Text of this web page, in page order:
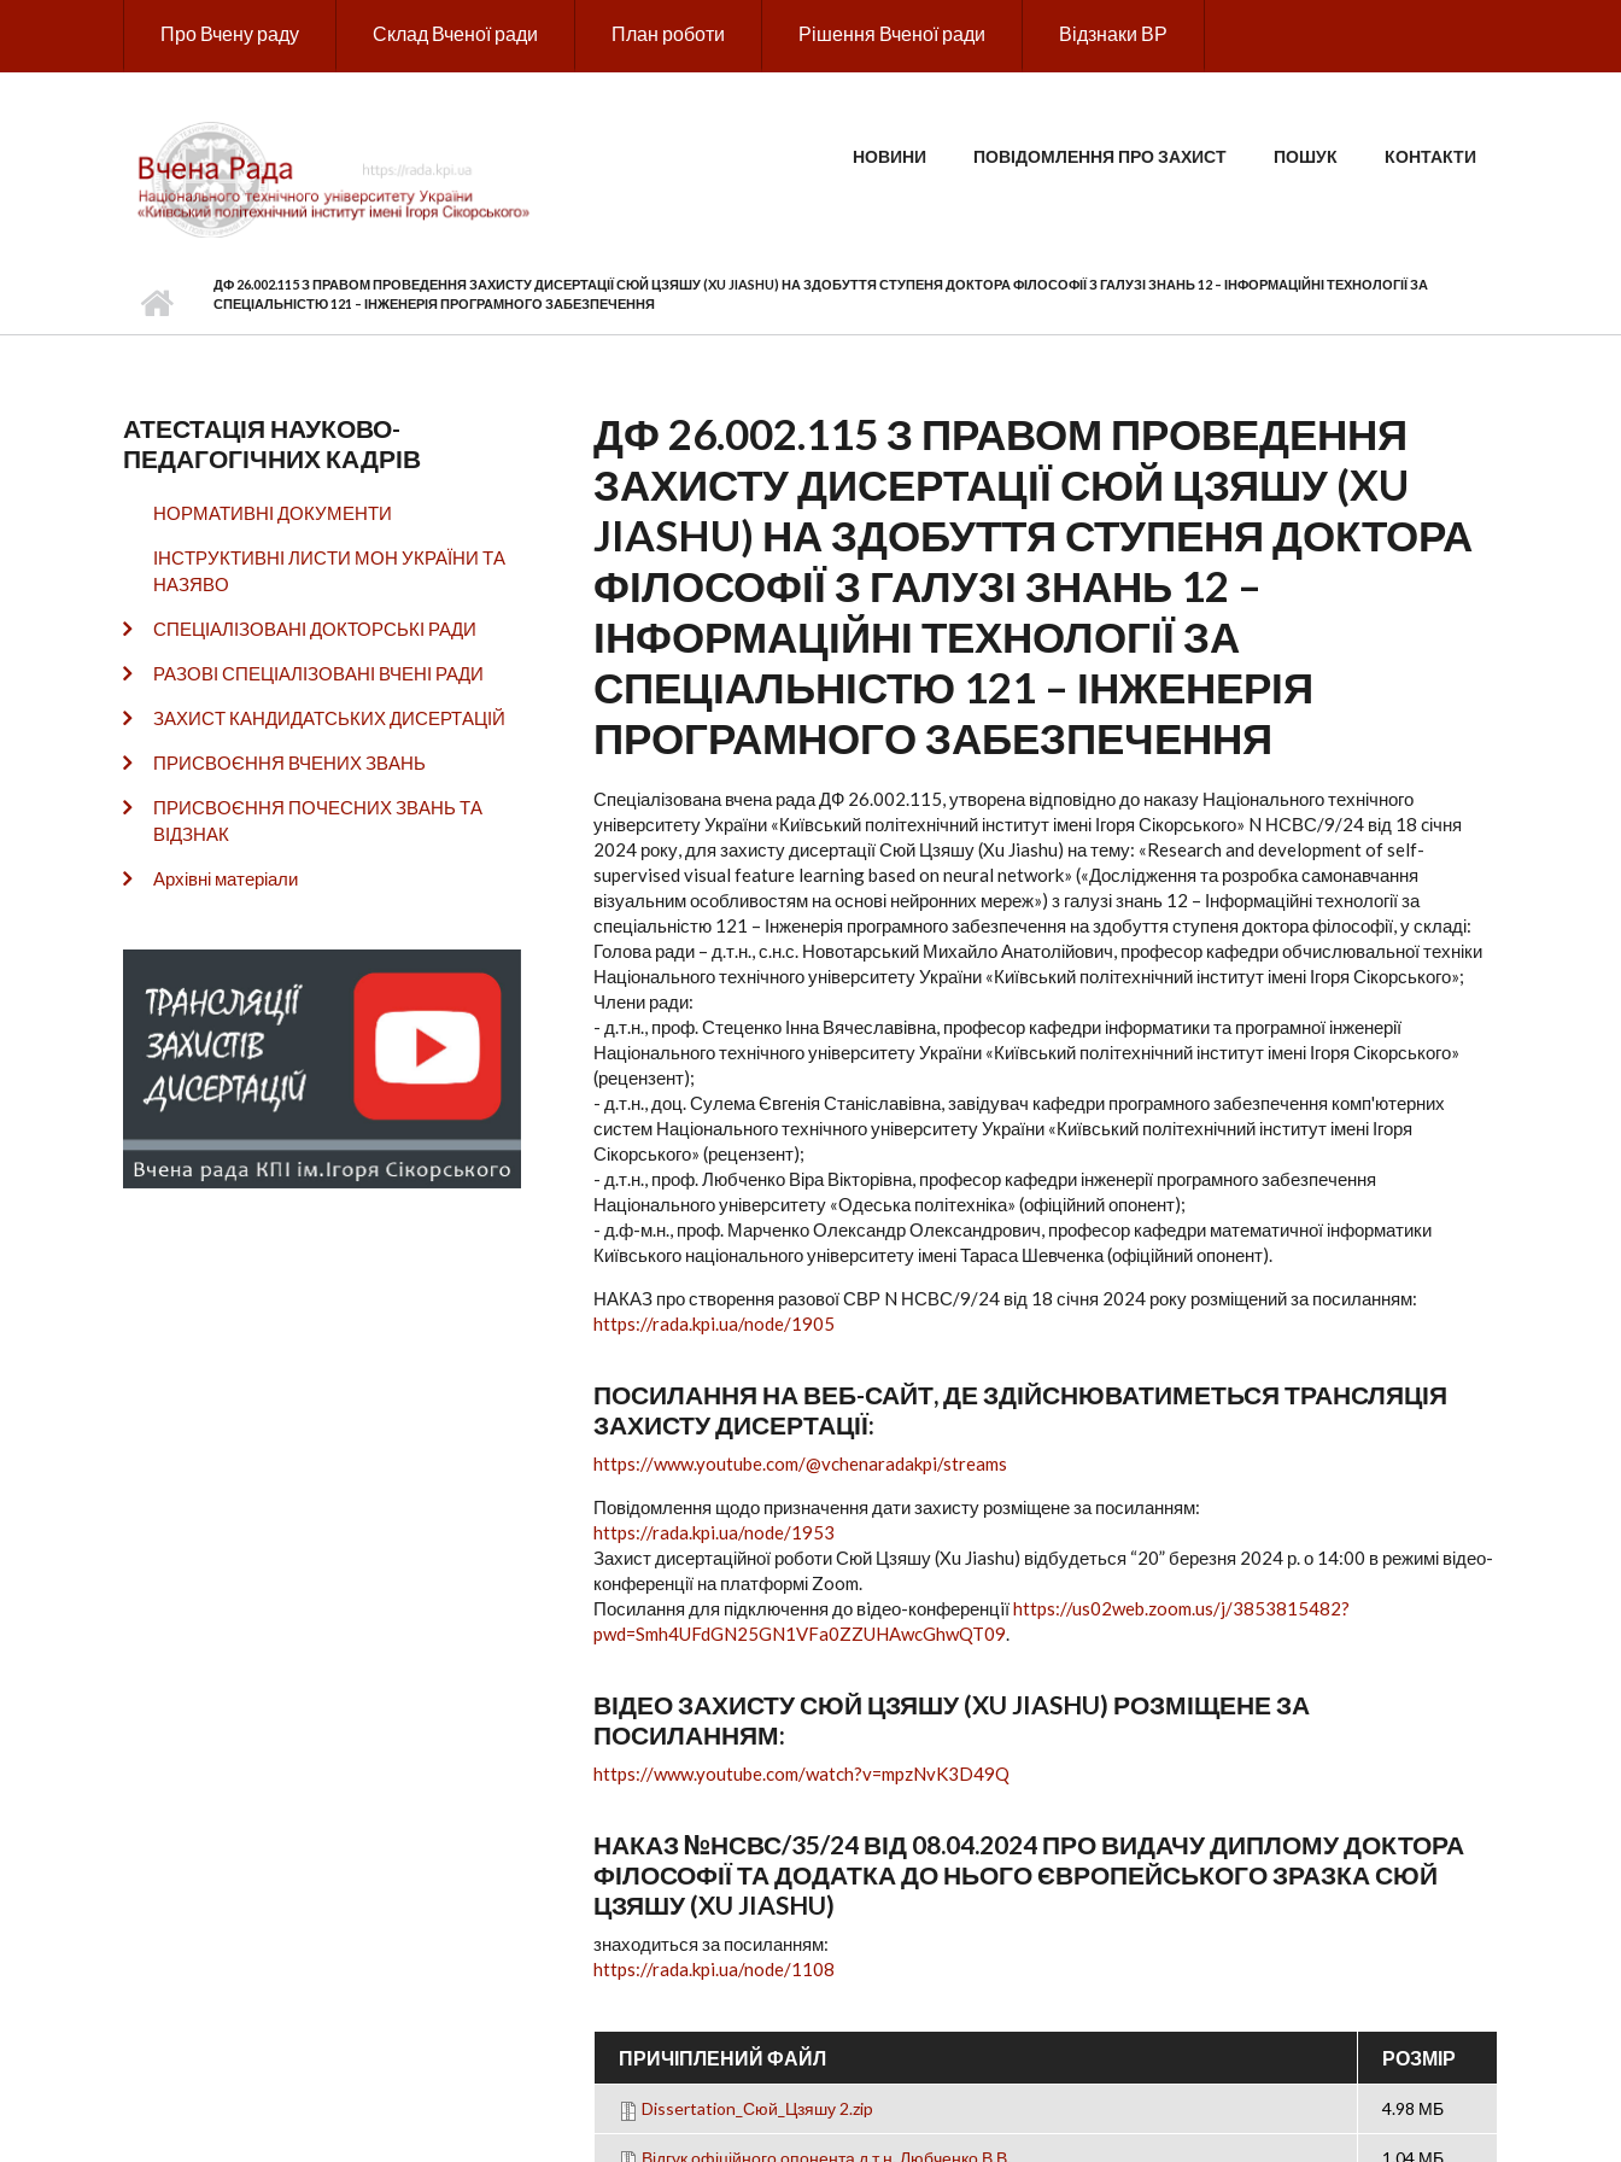
Про Вчену раду Склад Вченої ради План роботи Рішення Вченої ради Відзнаки ВР
ГОЛОВНЕ МЕНЮНОВИНИ ПОВІДОМЛЕННЯ ПРО ЗАХИСТ ПОШУК КОНТАКТИ
ДФ 26.002.115 З ПРАВОМ ПРОВЕДЕННЯ ЗАХИСТУ ДИСЕРТАЦІЇ СЮЙ ЦЗЯШУ (XU JIASHU) НА ЗДОБУТТЯ СТУПЕНЯ ДОКТОРА ФІЛОСОФІЇ З ГАЛУЗІ ЗНАНЬ 12 – ІНФОРМАЦІЙНІ ТЕХНОЛОГІЇ ЗА
СПЕЦІАЛЬНІСТЮ 121 – ІНЖЕНЕРІЯ ПРОГРАМНОГО ЗАБЕЗПЕЧЕННЯ
АТЕСТАЦІЯ НАУКОВО-
ПЕДАГОГІЧНИХ КАДРІВ
НОРМАТИВНІ ДОКУМЕНТИ
ІНСТРУКТИВНІ ЛИСТИ МОН УКРАЇНИ ТА
НАЗЯВО
СПЕЦІАЛІЗОВАНІ ДОКТОРСЬКІ РАДИ
РАЗОВІ СПЕЦІАЛІЗОВАНІ ВЧЕНІ РАДИ
ЗАХИСТ КАНДИДАТСЬКИХ ДИСЕРТАЦІЙ
ПРИСВОЄННЯ ВЧЕНИХ ЗВАНЬ
ПРИСВОЄННЯ ПОЧЕСНИХ ЗВАНЬ ТА
ВІДЗНАК
Архівні матеріали
ДФ 26.002.115 З ПРАВОМ ПРОВЕДЕННЯ
ЗАХИСТУ ДИСЕРТАЦІЇ СЮЙ ЦЗЯШУ (XU
JIASHU) НА ЗДОБУТТЯ СТУПЕНЯ ДОКТОРА
ФІЛОСОФІЇ З ГАЛУЗІ ЗНАНЬ 12 –
ІНФОРМАЦІЙНІ ТЕХНОЛОГІЇ ЗА
СПЕЦІАЛЬНІСТЮ 121 – ІНЖЕНЕРІЯ
ПРОГРАМНОГО ЗАБЕЗПЕЧЕННЯ
Спеціалізована вчена рада ДФ 26.002.115, утворена відповідно до наказу Національного технічного
університету України «Київський політехнічний інститут імені Ігоря Сікорського» N НСВС/9/24 від 18 cічня
2024 року, для захисту дисертації Сюй Цзяшу (Xu Jiashu) на тему: «Research and development of self-
supervised visual feature learning based on neural network» («Дослідження та розробка самонавчання
візуальним особливостям на основі нейронних мереж») з галузі знань 12 – Інформаційні технології за
спеціальністю 121 – Інженерія програмного забезпечення на здобуття ступеня доктора філософії, у складі:
Голова ради – д.т.н., с.н.с. Новотарський Михайло Анатолійович, професор кафедри обчислювальної техніки
Національного технічного університету України «Київський політехнічний інститут імені Ігоря Сікорського»;
Члени ради:
- д.т.н., проф. Стеценко Інна Вячеславівна, професор кафедри інформатики та програмної інженерії
Національного технічного університету України «Київський політехнічний інститут імені Ігоря Сікорського»
(рецензент);
- д.т.н., доц. Сулема Євгенія Станіславівна, завідувач кафедри програмного забезпечення комп'ютерних
систем Національного технічного університету України «Київський політехнічний інститут імені Ігоря
Сікорського» (рецензент);
- д.т.н., проф. Любченко Віра Вікторівна, професор кафедри інженерії програмного забезпечення
Національного університету «Одеська політехніка» (офіційний опонент);
- д.ф-м.н., проф. Марченко Олександр Олександрович, професор кафедри математичної інформатики
Київського національного університету імені Тараса Шевченка (офіційний опонент).
НАКАЗ про створення разової СВР N НСВС/9/24 від 18 січня 2024 року розміщений за посиланням:
https://rada.kpi.ua/node/1905
ПОСИЛАННЯ НА ВЕБ-САЙТ, ДЕ ЗДІЙСНЮВАТИМЕТЬСЯ ТРАНСЛЯЦІЯ
ЗАХИСТУ ДИСЕРТАЦІЇ:
https://www.youtube.com/@vchenaradakpi/streams
Повідомлення щодо призначення дати захисту розміщене за посиланням:
https://rada.kpi.ua/node/1953
Захист дисертаційної роботи Сюй Цзяшу (Xu Jiashu) відбудеться “20” березня 2024 р. о 14:00 в режимі відео-
конференції на платформі Zoom.
Посилання для підключення до вiдео-конференцiїhttps://us02web.zoom.us/j/3853815482?
pwd=Smh4UFdGN25GN1VFa0ZZUHAwcGhwQT09.
ВІДЕО ЗАХИСТУ СЮЙ ЦЗЯШУ (XU JIASHU) РОЗМІЩЕНЕ ЗА
ПОСИЛАННЯМ:
https://www.youtube.com/watch?v=mpzNvK3D49Q
НАКАЗ №НСВС/35/24 ВІД 08.04.2024 ПРО ВИДАЧУ ДИПЛОМУ ДОКТОРА
ФІЛОСОФІЇ ТА ДОДАТКА ДО НЬОГО ЄВРОПЕЙСЬКОГО ЗРАЗКА СЮЙ
ЦЗЯШУ (XU JIASHU)
знаходиться за посиланням:
https://rada.kpi.ua/node/1108
ПРИЧІПЛЕНИЙ ФАЙЛ РОЗМІР
Dissertation_Сюй_Цзяшу 2.zip 4.98 МБ
Відгук офіційного опонента д.т.н. Любченко В.В. 1.04 МБ